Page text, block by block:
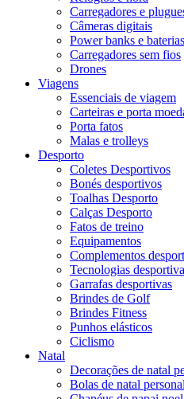
Carregadores e
Câmeras digitais
Power banks e
Carregadores sem fios
Drones
Viagens
Essenciais de viagem
Carteiras e porta
Porta fatos
Malas e trolleys
Desporto
Coletes Desportivos
Bonés desportivos
Toalhas Desporto
Calças Desporto
Fatos de treino
Equipamentos
Complementos
Tecnologias
Garrafas desportivas
Brindes de Golf
Brindes Fitness
Punhos elásticos
Ciclismo
Natal
Decorações de natal
Bolas de natal